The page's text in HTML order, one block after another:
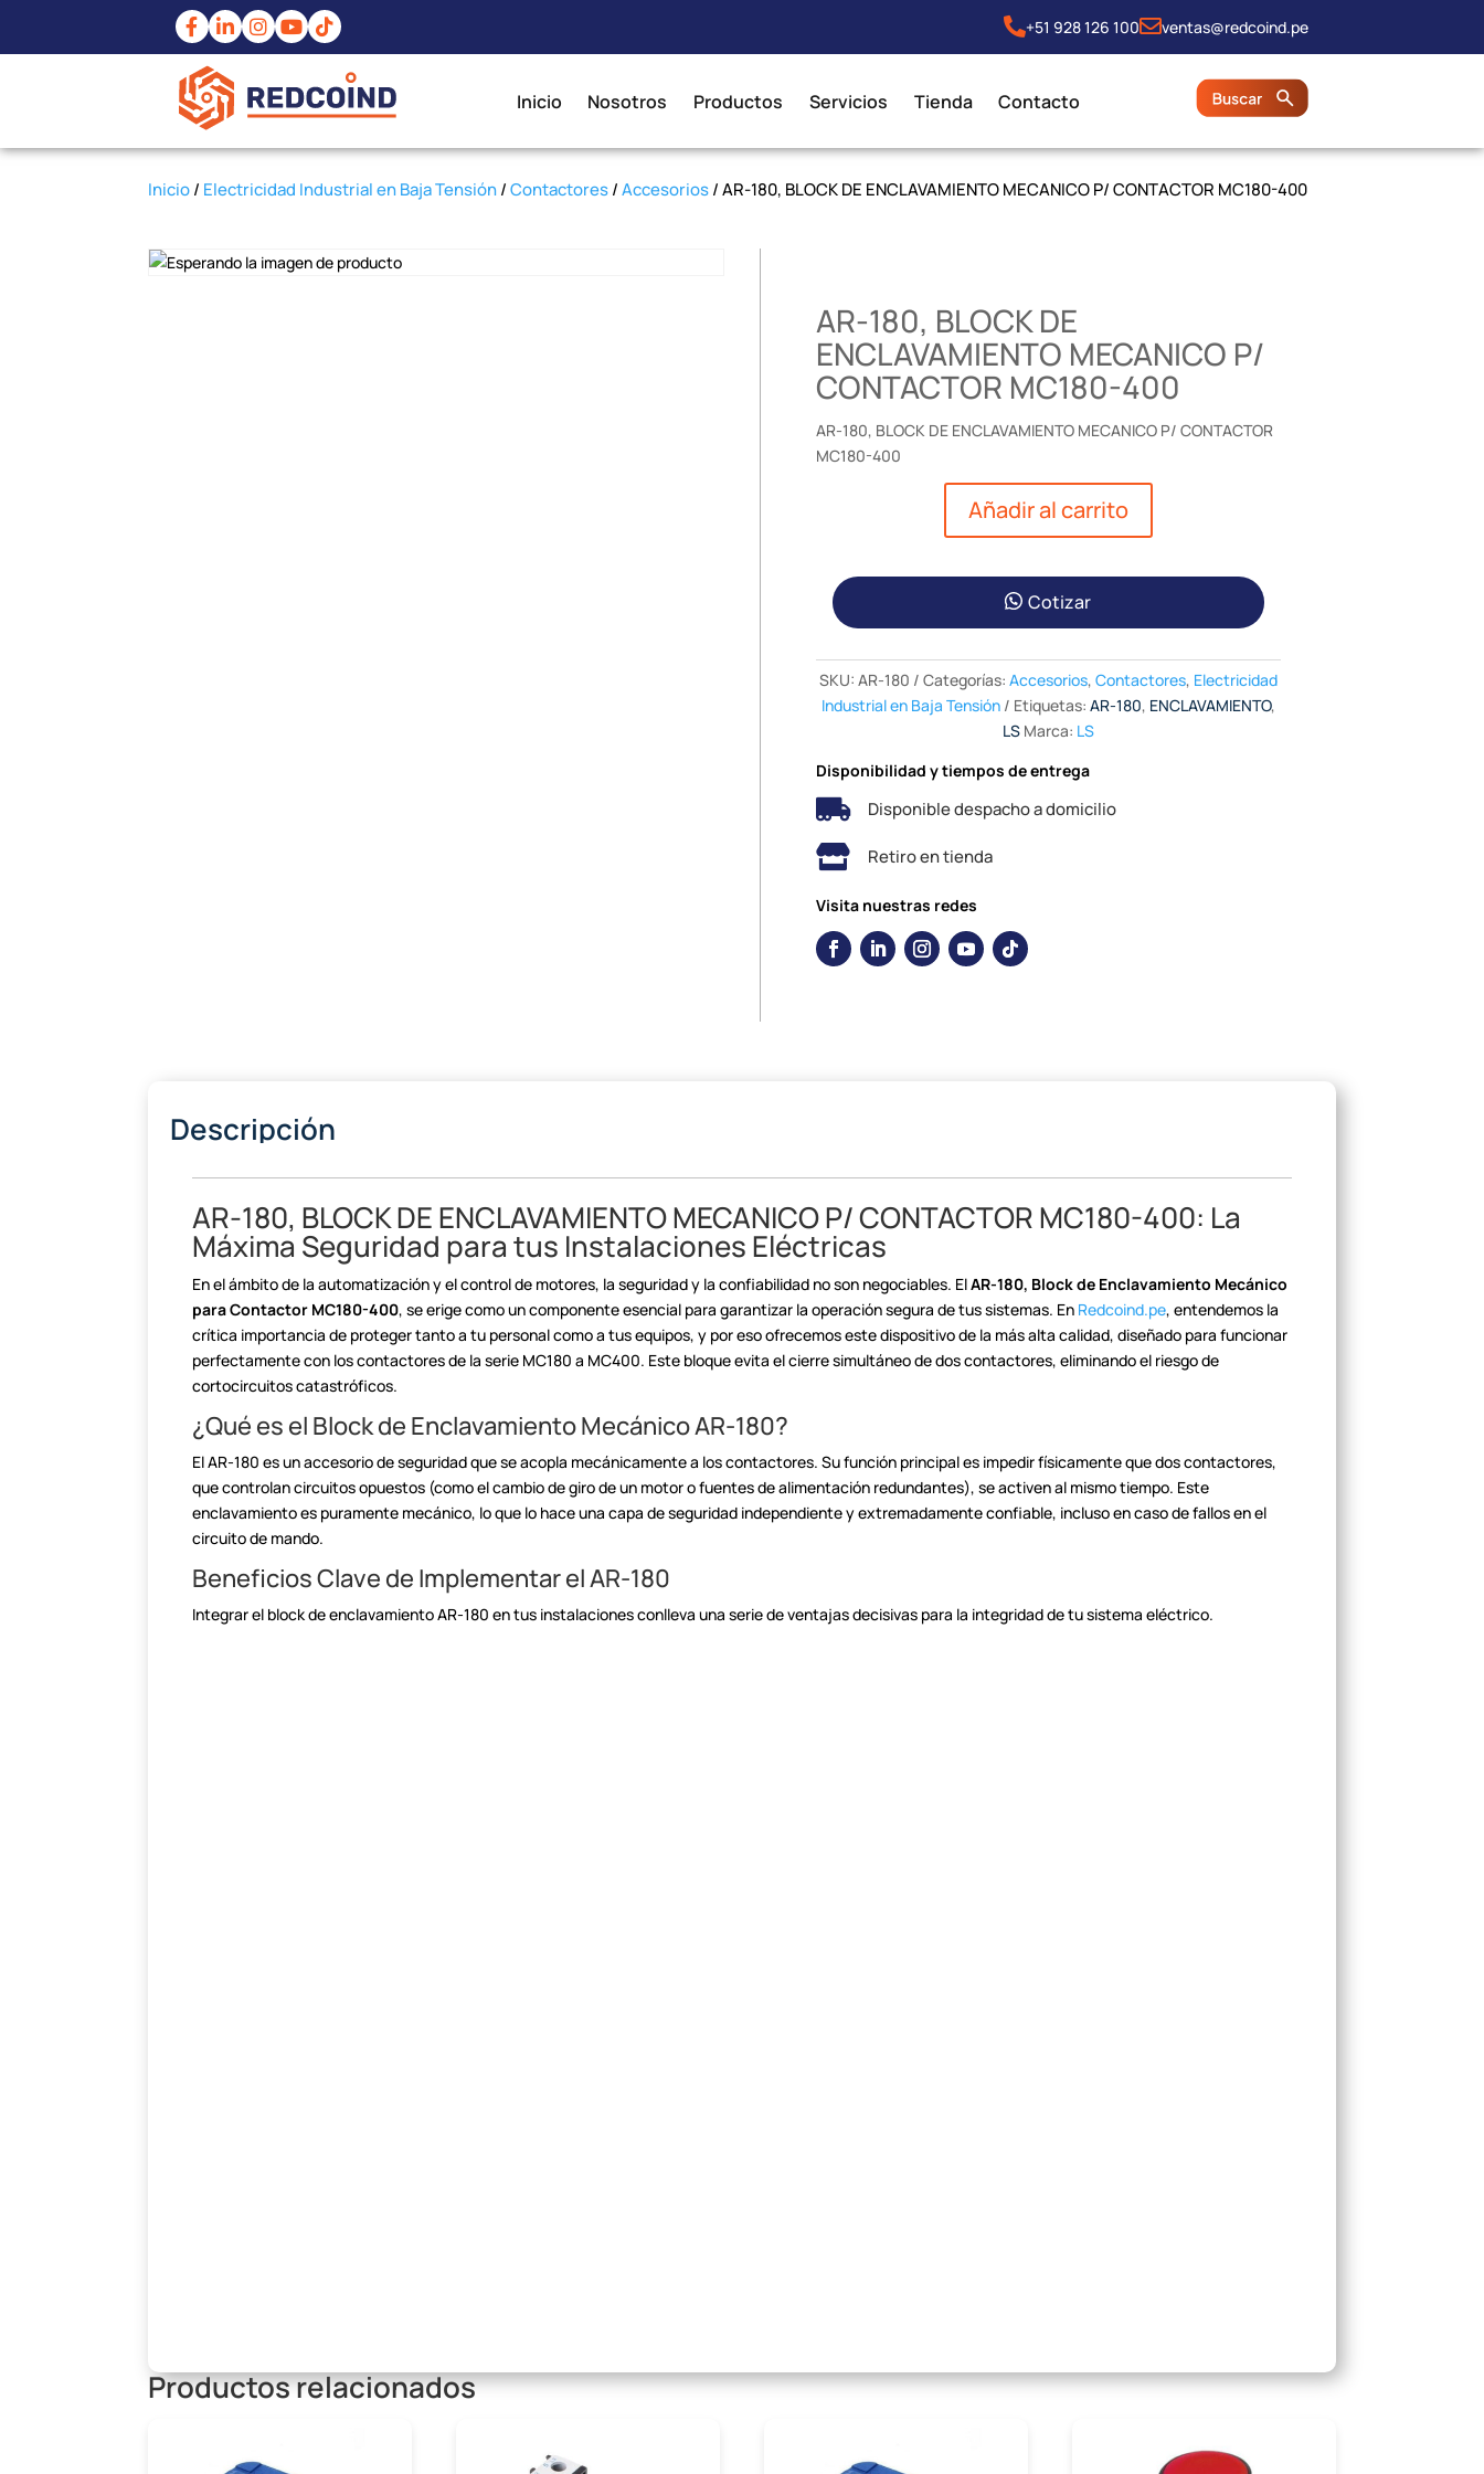
+51 928 126 100 ventas@redcoind.pe
Inicio Nosotros Productos Servicios Tienda Contacto
Inicio/ Electricidad Industrial en Baja Tensión/Contactores/Accesorios/ AR-180, BLOCK DE ENCLAVAMIENTO MECANICO P/ CONTACTOR MC180-400
AR-180, BLOCK DE
ENCLAVAMIENTO MECANICO P/
CONTACTOR MC180-400
AR-180, BLOCK DE ENCLAVAMIENTO MECANICO P/ CONTACTOR
MC180-400
Añadir al carrito
Cotizar
SKU: AR-180 Categorías: Accesorios, Contactores, Electricidad
Industrial en Baja Tensión
Etiquetas: AR-180, ENCLAVAMIENTO,
LS Marca: LS
Disponibilidad y tiempos de entrega
 Disponible despacho a domicilio
 Retiro en tienda
Visita nuestras redes
Descripción
AR-180, BLOCK DE ENCLAVAMIENTOMECANICO P/ CONTACTOR MC180-400: La
Máxima Seguridad para tus InstalacionesEléctricas
En el ámbito de la automatización y el control de motores, la seguridad y la confiabilidad no son negociables. ElAR-180, Block de Enclavamiento Mecánico
para Contactor MC180-400, seerige como un componente esencial para garantizar la operación segura de tussistemas. En Redcoind.pe, entendemos la
crítica importancia de proteger tanto a tu personal como a tusequipos, y por eso ofrecemos este dispositivo de la más alta calidad, diseñado para funcionar
perfectamente con los contactores de la serie MC180 a MC400. Este bloque evita el cierre simultáneo de dos contactores, eliminandoel riesgo de
cortocircuitos catastróficos.
¿Qué es el Block de Enclavamiento MecánicoAR-180?
El AR-180 es un accesorio de seguridad que se acopla mecánicamentea los contactores. Su función principal es impedir físicamente que doscontactores,
que controlan circuitos opuestos (como el cambio de giro de un motor o fuentes de alimentación redundantes), se activen al mismo tiempo. Este
enclavamiento es puramente mecánico, lo que lo hace una capa deseguridad independiente y extremadamente confiable, incluso en caso de fallosen el
circuito de mando.
Beneficios Clave de Implementar el AR-180
Integrar el block de enclavamiento AR-180 en tus instalacionesconlleva una serie de ventajas decisivas para la integridad de tu sistema eléctrico.
Productos relacionados